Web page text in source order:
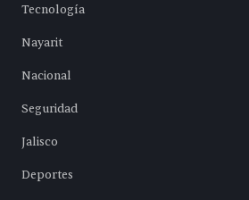
Tecnología
Nayarit
Nacional
Seguridad
Jalisco
Deportes